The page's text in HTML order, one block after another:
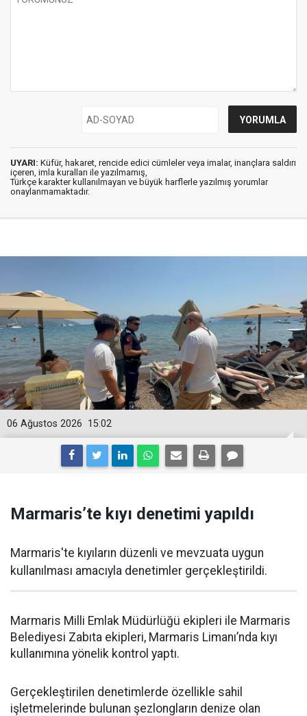
UYARI: Küfür, hakaret, rencide edici cümleler veya imalar, inançlara saldırı
içeren, imla kuralları ile yazılmamış,
Türkçe karakter kullanılmayan ve büyük harflerle yazılmış yorumlar
onaylanmamaktadır.
15:02
06 Ağustos 2026
Marmaris’te kıyı denetimi yapıldı
Marmaris'te kıyıların düzenli ve mevzuata uygun
kullanılması amacıyla denetimler gerçekleştirildi.
Marmaris Milli Emlak Müdürlüğü ekipleri ile Marmaris
Belediyesi Zabıta ekipleri, Marmaris Limanı’nda kıyı
kullanımına yönelik kontrol yaptı.
Gerçekleştirilen denetimlerde özellikle sahil
işletmelerinde bulunan şezlongların denize olan